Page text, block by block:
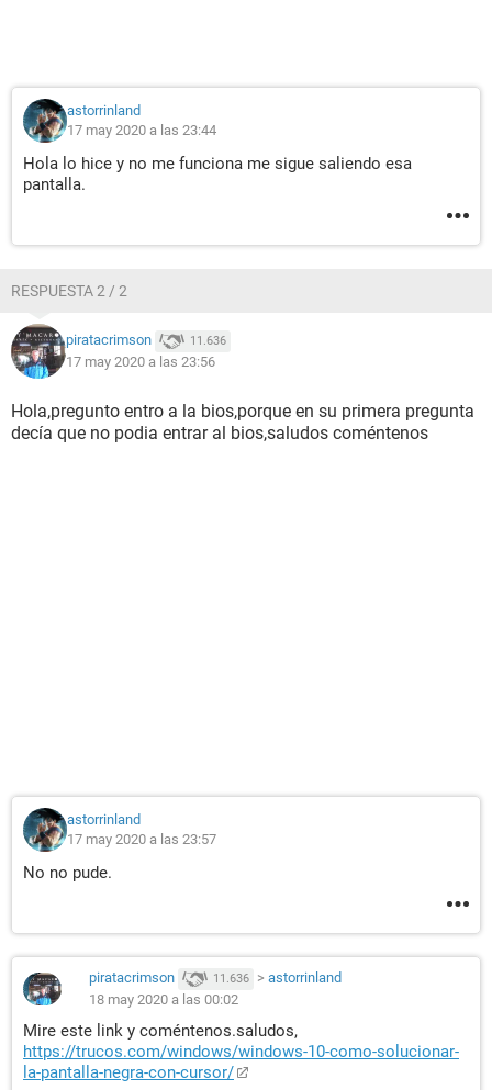
astorrinland
17 may 2020 a las 23:44
Hola lo hice y no me funciona me sigue saliendo esa
pantalla.
RESPUESTA 2 / 2
piratacrimson 11.636
17 may 2020 a las 23:56
Hola,pregunto entro a la bios,porque en su primera pregunta
decía que no podia entrar al bios,saludos coméntenos
astorrinland
17 may 2020 a las 23:57
No no pude.
piratacrimson 11.636 > astorrinland
18 may 2020 a las 00:02
Mire este link y coméntenos.saludos,
https://trucos.com/windows/windows-10-como-solucionar-
la-pantalla-negra-con-cursor/